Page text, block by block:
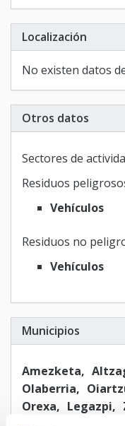
Localización
No existen datos
Otros datos
Sectores de
Residuos
Vehículos
Residuos no
Vehículos
Municipios
Amezketa
Olaberria
Orexa
Legazpi